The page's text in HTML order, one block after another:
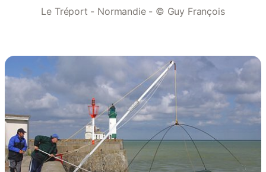
Le Tréport - Normandie - © Guy François